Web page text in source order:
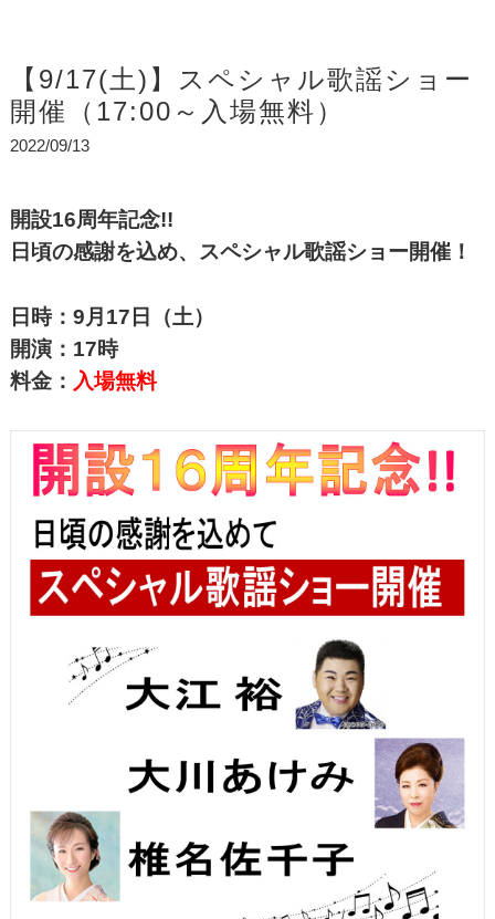
【9/17(土)】スペシャル歌謡ショー
開催（17:00～入場無料）
2022/09/13
開設16周年記念!!
日頃の感謝を込め、スペシャル歌謡ショー開催！
日時：9月17日（土）
開演：17時
料金： 入場無料